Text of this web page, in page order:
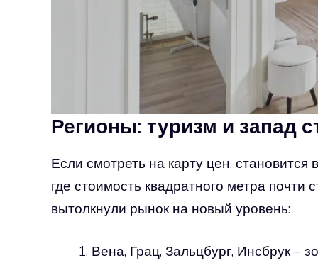
Регионы: туризм и запад
Если смотреть на карту цен,
где стоимость квадратного метра почти
вытолкнули рынок на новый уровень:
Вена, Грац, Зальцбург, Инсбрук –